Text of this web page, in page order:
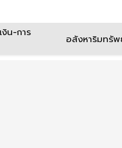
งิน-การ
อสังหาริมทรั